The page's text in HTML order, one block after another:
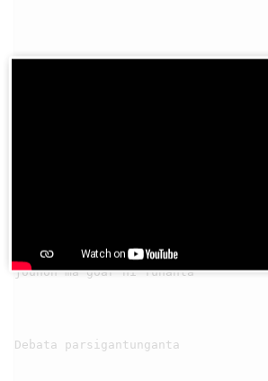
                                    Ala ni sai
jouhon ma goar ni Tuhanta
Debata parsigantunganta